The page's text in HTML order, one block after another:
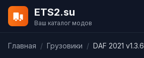
ETS2.su
Ваш каталог модов
Главная / Грузовики / DAF 2021 v1.3.6